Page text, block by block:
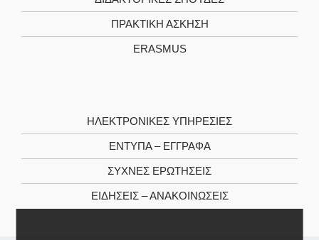
ΠΡΑΚΤΙΚΗ ΑΣΚΗΣΗ
ERASMUS
ΗΛΕΚΤΡΟΝΙΚΕΣ ΥΠΗΡΕΣΙΕΣ
ΕΝΤΥΠΑ – ΕΓΓΡΑΦΑ
ΣΥΧΝΕΣ ΕΡΩΤΗΣΕΙΣ
ΕΙΔΗΣΕΙΣ – ΑΝΑΚΟΙΝΩΣΕΙΣ